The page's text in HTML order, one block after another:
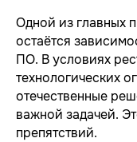
Одной из главных
остаётся
ПО. В условиях
технологических
отечественные
важной задачей.
препятствий.